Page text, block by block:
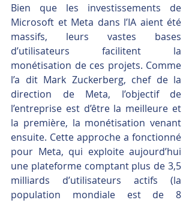
Bien que les investissements de
Microsoft et Meta dans l’IA aient été
massifs, leurs vastes bases
d’utilisateurs facilitent la
monétisation de ces projets. Comme
l’a dit Mark Zuckerberg, chef de la
direction de Meta, l’objectif de
l’entreprise est d’être la meilleure et
la première, la monétisation venant
ensuite. Cette approche a fonctionné
pour Meta, qui exploite aujourd’hui
une plateforme comptant plus de 3,5
milliards d’utilisateurs actifs (la
population mondiale est de 8